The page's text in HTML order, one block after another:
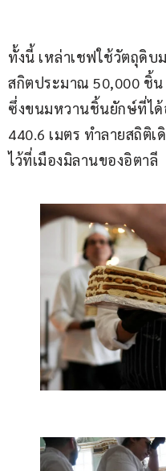
ทั้งนี้ เหล่าเชฟใช้วัตถุดิบ
สกิตประมาณ 50,000 ชิ้น
ซึ่งขนมหวานชิ้นยักษ์ที่ได้
440.6 เมตร ทำลายสถิติ
ไว้ที่เมืองมิลานของอิตาลี